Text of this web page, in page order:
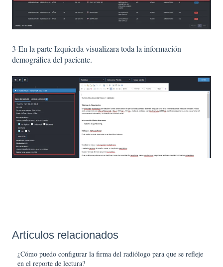
3-En la parte Izquierda visualizara toda la información
demográfica del paciente.
Artículos relacionados
¿Cómo puedo configurar la firma del radiólogo para que se refleje
en el reporte de lectura?